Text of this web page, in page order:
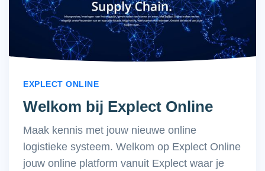
EXPLECT ONLINE
Welkom bij Explect Online
Maak kennis met jouw nieuwe online
logistieke systeem. Welkom op Explect Online
jouw online platform vanuit Explect waar je